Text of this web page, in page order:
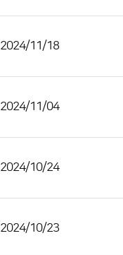
2024/11/18
2024/11/04
2024/10/24
2024/10/23